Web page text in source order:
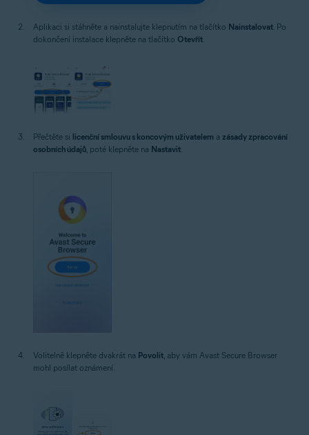
Aplikaci si stáhněte a nainstalujte klepnutím na tlačítko Nainstalovat. Po
dokončení instalace klepněte na tlačítko Otevřít.
Přečtěte si licenční smlouvu s koncovým uživatelem a zásady zpracování
osobních údajů , poté klepněte na Nastavit
Volitelně klepněte dvakrát na Povolit , aby vám Avast Secure Browser
mohl posílat oznámení.